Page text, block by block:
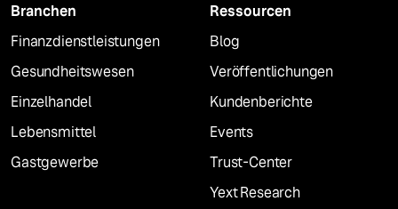
Branchen
Finanzdienstleistungen
Gesundheitswesen
Einzelhandel
Lebensmittel
Gastgewerbe
Ressourcen
Blog
Veröffentlichungen
Kundenberichte
Events
Trust-Center
Yext Research